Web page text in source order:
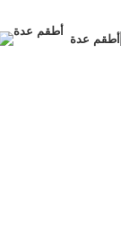
أطقم عدة